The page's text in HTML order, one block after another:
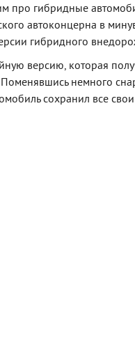
про гибридные
автоконцерна в
гибридного
версию, которая
немного
сохранил все